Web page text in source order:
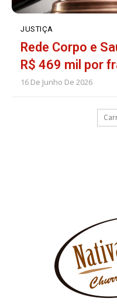
JUSTIÇA
Rede Corpo e
R$ 469 mil por
16 De Junho De 2026